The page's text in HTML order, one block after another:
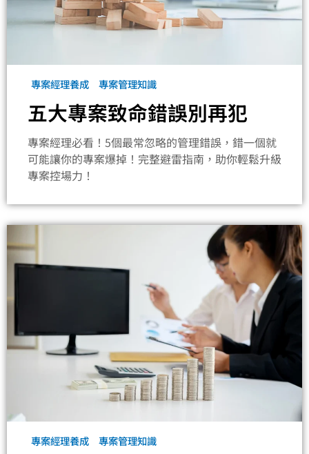
專案經理養成 專案管理知識
五大專案致命錯誤別再犯
專案經理必看！5個最常忽略的管理錯誤，錯一個就
可能讓你的專案爆掉！完整避雷指南，助你輕鬆升級
專案控場力！
專案經理養成 專案管理知識